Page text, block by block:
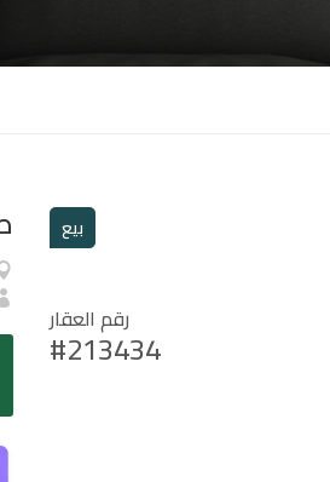
بيع
رقم العقار
#213434